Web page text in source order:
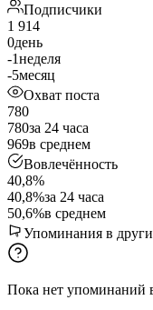
Подписчики
1 914
0день
-1неделя
-5месяц
Охват поста
780
780за 24 часа
969в среднем
Вовлечённость
40,8%
40,8%за 24 часа
50,6%в среднем
Упоминания в
Пока нет упоминаний